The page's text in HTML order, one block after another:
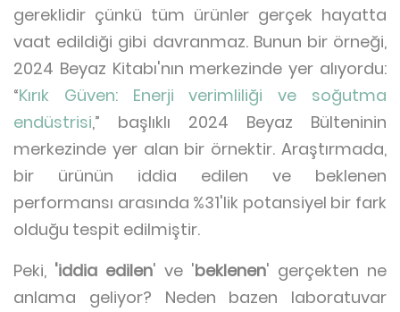
gereklidir çünkü tüm ürünler gerçek hayatta
vaat edildiği gibi davranmaz. Bunun bir örneği,
2024 Beyaz Kitabı'nın merkezinde yer alıyordu:
“Kırık Güven: Enerji verimliliği ve soğutma
endüstrisi,” başlıklı 2024 Beyaz Bülteninin
merkezinde yer alan bir örnektir. Araştırmada,
bir ürünün iddia edilen ve beklenen
performansı arasında %31'lik potansiyel bir fark
olduğu tespit edilmiştir.
Peki, 'iddia edilen' ve 'beklenen' gerçekten ne
anlama geliyor? Neden bazen laboratuvar